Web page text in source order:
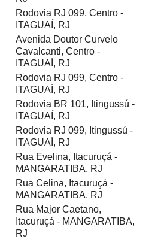
Rodovia RJ 099, Centro -
ITAGUAÍ, RJ
Avenida Doutor Curvelo
Cavalcanti, Centro -
ITAGUAÍ, RJ
Rodovia RJ 099, Centro -
ITAGUAÍ, RJ
Rodovia BR 101, Itingussú -
ITAGUAÍ, RJ
Rodovia RJ 099, Itingussú -
ITAGUAÍ, RJ
Rua Evelina, Itacuruçá -
MANGARATIBA, RJ
Rua Celina, Itacuruçá -
MANGARATIBA, RJ
Rua Major Caetano,
Itacuruçá - MANGARATIBA,
RJ